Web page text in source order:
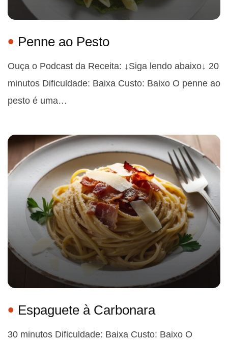
Penne ao Pesto
Ouça o Podcast da Receita: ↓Siga lendo abaixo↓ 20
minutos Dificuldade: Baixa Custo: Baixo O penne ao
pesto é uma…
Espaguete à Carbonara
30 minutos Dificuldade: Baixa Custo: Baixo O